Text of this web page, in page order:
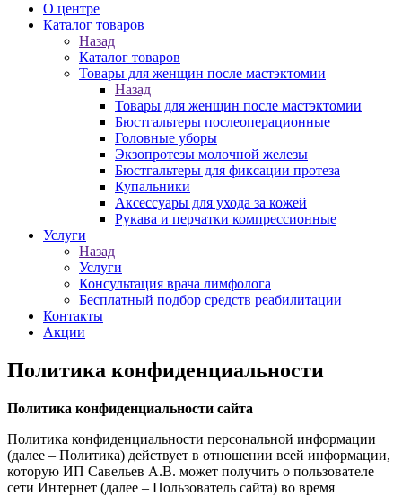
О центре
Каталог товаров
Назад
Каталог товаров
Товары для женщин после мастэктомии
Назад
Товары для женщин после мастэктомии
Бюстгальтеры послеоперационные
Головные уборы
Экзопротезы молочной железы
Бюстгальтеры для фиксации протеза
Купальники
Аксессуары для ухода за кожей
Рукава и перчатки компрессионные
Услуги
Назад
Услуги
Консультация врача лимфолога
Бесплатный подбор средств реабилитации
Контакты
Акции
Политика конфиденциальности
Политика конфиденциальности сайта
Политика конфиденциальности персональной информации
(далее – Политика) действует в отношении всей информации,
которую ИП Савельев А.В. может получить о пользователе
сети Интернет (далее – Пользователь сайта) во время